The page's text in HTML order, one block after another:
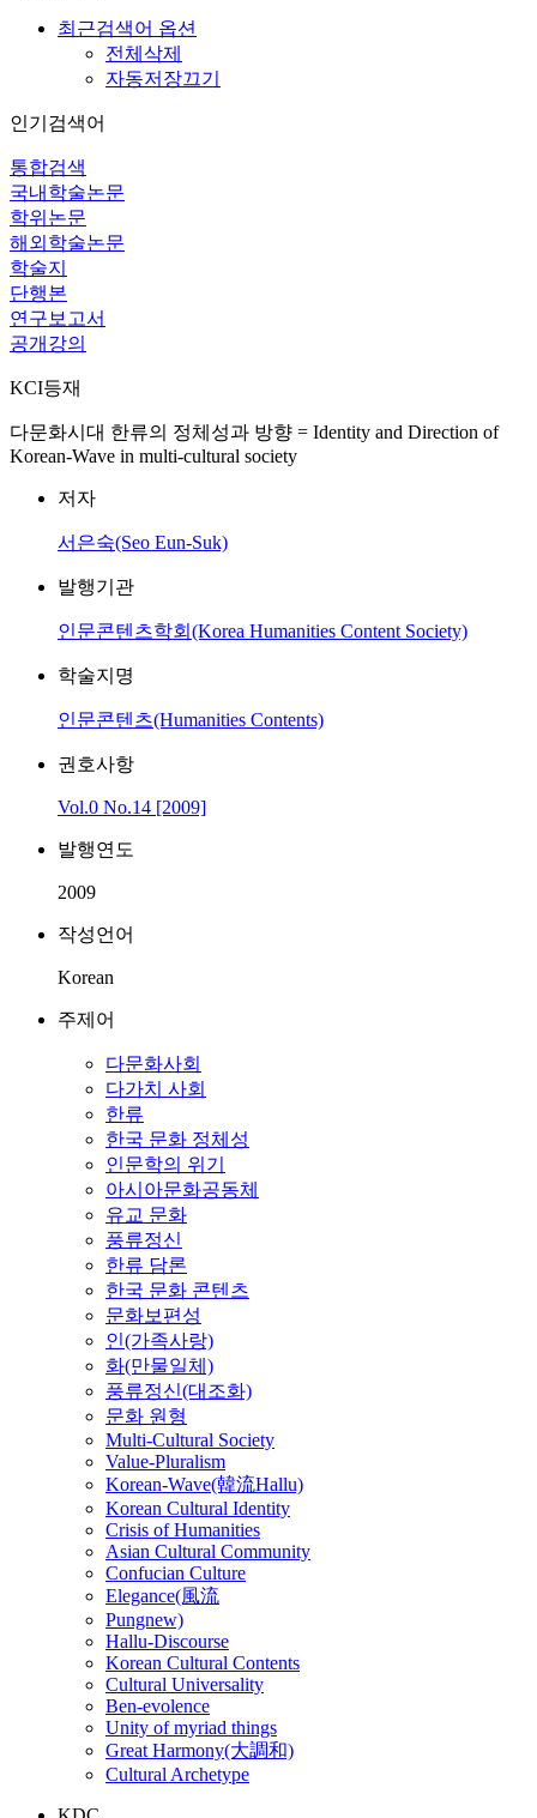
최근검색어 옵션
전체삭제
자동저장끄기
인기검색어
통합검색
국내학술논문
학위논문
해외학술논문
학술지
단행본
연구보고서
공개강의
KCI등재
다문화시대 한류의 정체성과 방향 = Identity and Direction of
Korean-Wave in multi-cultural society
저자
서은숙(Seo Eun-Suk)
발행기관
인문콘텐츠학회(Korea Humanities Content Society)
학술지명
인문콘텐츠(Humanities Contents)
권호사항
Vol.0 No.14 [2009]
발행연도
2009
작성언어
Korean
주제어
다문화사회
다가치 사회
한류
한국 문화 정체성
인문학의 위기
아시아문화공동체
유교 문화
풍류정신
한류 담론
한국 문화 콘텐츠
문화보편성
인(가족사랑)
화(만물일체)
풍류정신(대조화)
문화 원형
Multi-Cultural Society
Value-Pluralism
Korean-Wave(韓流Hallu)
Korean Cultural Identity
Crisis of Humanities
Asian Cultural Community
Confucian Culture
Elegance(風流
Pungnew)
Hallu-Discourse
Korean Cultural Contents
Cultural Universality
Ben-evolence
Unity of myriad things
Great Harmony(大調和)
Cultural Archetype